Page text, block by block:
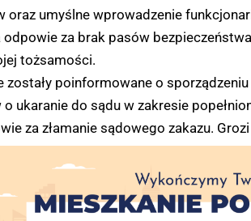
oraz umyślne wprowadzenie
odpowie za brak pasów
tożsamości.
zostały poinformowane o
ukaranie do sądu w zakresie
za złamanie sądowego zakazu.